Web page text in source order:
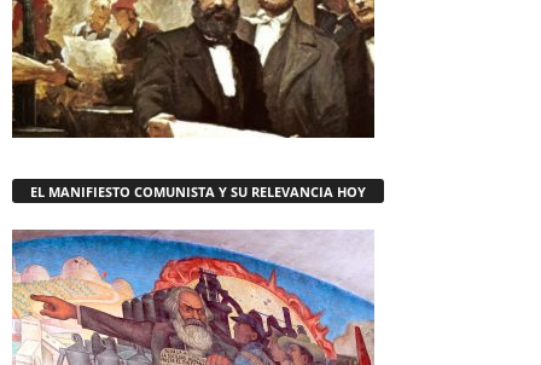
EL MANIFIESTO COMUNISTA Y SU RELEVANCIA HOY